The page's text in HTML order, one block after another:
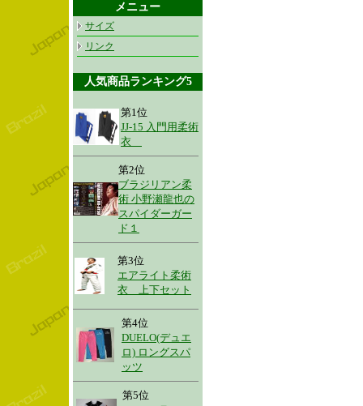
メニュー
サイズ
リンク
人気商品ランキング5
第1位
JJ-15 入門用柔術
衣
第2位
ブラジリアン柔
術 小野瀬龍也の
スパイダーガー
ド１
第3位
エアライト柔術
衣 上下セット
第4位
DUELO(デュエ
ロ) ロングスパ
ッツ
第5位